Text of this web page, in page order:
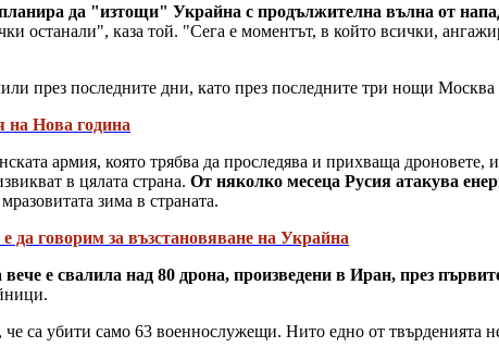
да "изтощи" Украйна с продължителна вълна от
останали", каза той. "Сега е моментът, в който всички,
през последните дни, като през последните три нощи Москва
на Нова година
армия, която трябва да проследява и прихваща
в цялата страна. От няколко месеца Русия атакува
зима в страната.
да говорим за възстановяване на Украйна
е свалила над 80 дрона, произведени в Иран, през
са убити само 63 военнослужещи. Нито едно от твърденията